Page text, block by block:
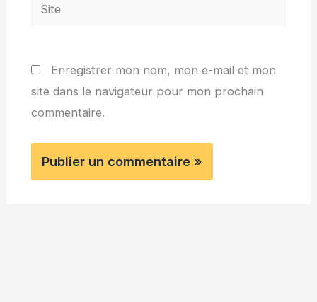
Enregistrer mon nom, mon e-mail et mon
site dans le navigateur pour mon prochain
commentaire.